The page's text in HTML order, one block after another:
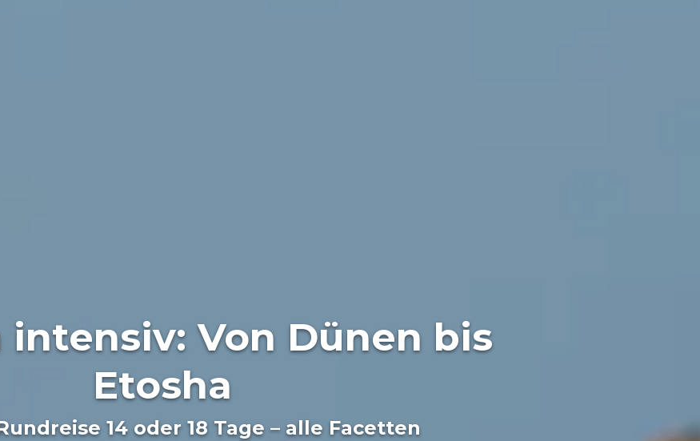
intensiv: Von Dünen bis
Etosha
14 oder 18 Tage – alle Facetten